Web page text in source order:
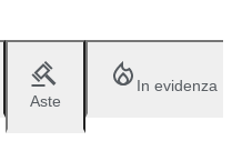
Aste
In evidenza